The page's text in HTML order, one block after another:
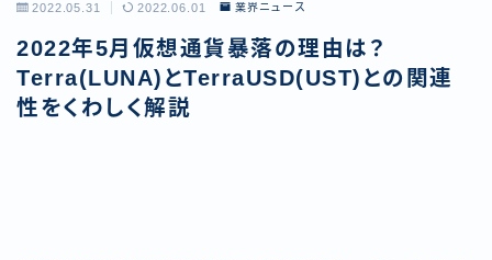
2022.05.31 2022.06.01 業界ニュース
2022年5月仮想通貨暴落の理由は？
Terra(LUNA)とTerraUSD(UST)との関連
性をくわしく解説